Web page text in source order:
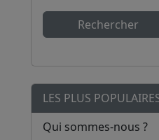
Rechercher
LES PLUS
Qui sommes-nous ?